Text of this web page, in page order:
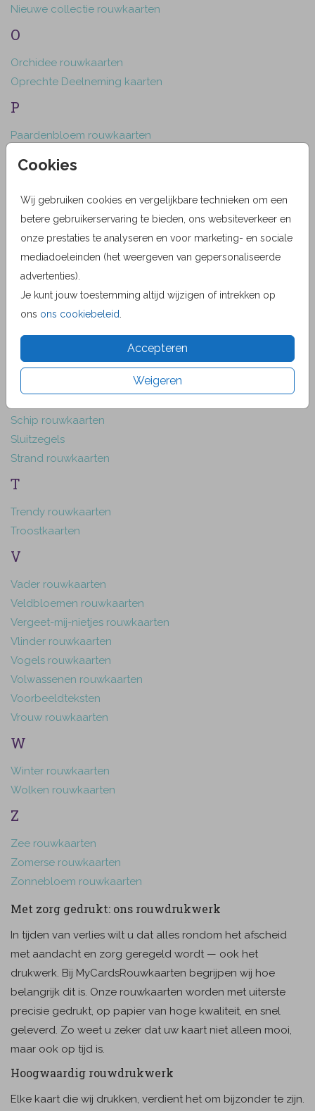
Cookies
Wij gebruiken cookies en vergelijkbare technieken om een
betere gebruikerservaring te bieden, ons websiteverkeer en
onze prestaties te analyseren en voor marketing- en sociale
mediadoeleinden (het weergeven van gepersonaliseerde
advertenties).
Je kunt jouw toestemming altijd wijzigen of intrekken op
ons ons cookiebeleid
Accepteren
Weigeren
Nieuwe collectie rouwkaarten
O
Orchidee rouwkaarten
Oprechte Deelneming kaarten
P
Paardenbloem rouwkaarten
Populaire kaarten
Religieuze rouwkaarten
Roodborstje rouwkaarten
Rouw advertentie in de krant
Rozen rouwkaarten
Schip rouwkaarten
Sluitzegels
Strand rouwkaarten
T
Trendy rouwkaarten
Troostkaarten
V
Vader rouwkaarten
Veldbloemen rouwkaarten
Vergeet-mij-nietjes rouwkaarten
Vlinder rouwkaarten
Vogels rouwkaarten
Volwassenen rouwkaarten
Voorbeeldteksten
Vrouw rouwkaarten
W
Winter rouwkaarten
Wolken rouwkaarten
Z
Zee rouwkaarten
Zomerse rouwkaarten
Zonnebloem rouwkaarten
Met zorg gedrukt: ons rouwdrukwerk
In tijden van verlies wilt u dat alles rondom het afscheid
met aandacht en zorg geregeld wordt — ook het
drukwerk. Bij MyCardsRouwkaarten begrijpen wij hoe
belangrijk dit is. Onze rouwkaarten worden met uiterste
precisie gedrukt, op papier van hoge kwaliteit, en snel
geleverd. Zo weet u zeker dat uw kaart niet alleen mooi,
maar ook op tijd is.
Hoogwaardig rouwdrukwerk
Elke kaart die wij drukken, verdient het om bijzonder te zijn.